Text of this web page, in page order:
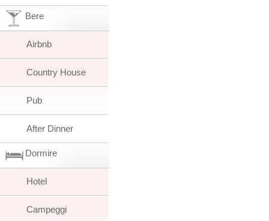
Bere
Airbnb
Country House
Pub
After Dinner
Dormire
Hotel
Campeggi